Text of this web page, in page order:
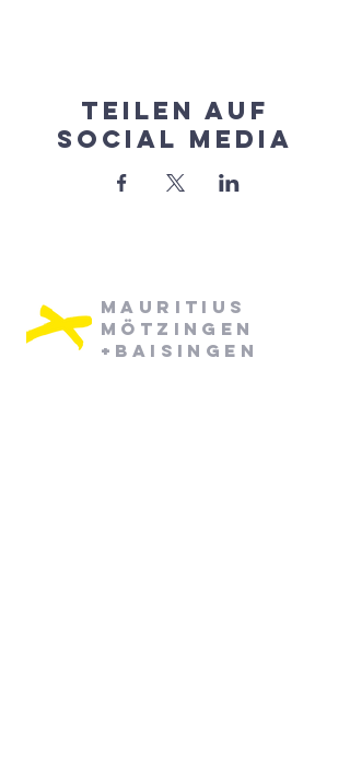
Teilen auf
Social Media
Mauritius
Mötzingen
+Baisingen